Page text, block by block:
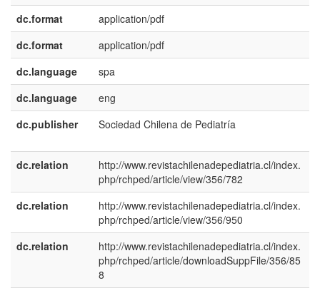
dc.format
application/pdf
dc.format
application/pdf
dc.language
spa
dc.language
eng
dc.publisher
Sociedad Chilena de Pediatría
dc.relation
http://www.revistachilenadepediatria.cl/index.
php/rchped/article/view/356/782
dc.relation
http://www.revistachilenadepediatria.cl/index.
php/rchped/article/view/356/950
dc.relation
http://www.revistachilenadepediatria.cl/index.
php/rchped/article/downloadSuppFile/356/85
8